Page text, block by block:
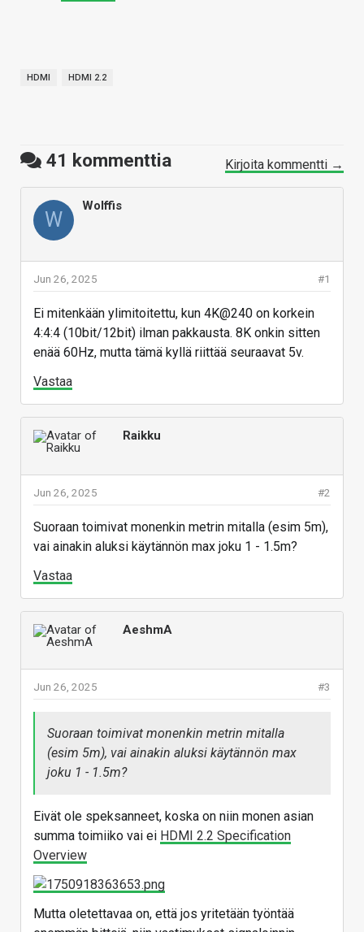
HDMI HDMI 2.2
41 kommenttia Kirjoita kommentti →
W
Wolffis
#1
Jun 26, 2025
Ei mitenkään ylimitoitettu, kun 4K@240 on korkein
4:4:4 (10bit/12bit) ilman pakkausta. 8K onkin sitten
enää 60Hz, mutta tämä kyllä riittää seuraavat 5v.
Vastaa
Raikku
#2
Jun 26, 2025
Suoraan toimivat monenkin metrin mitalla (esim 5m),
vai ainakin aluksi käytännön max joku 1 - 1.5m?
Vastaa
AeshmA
#3
Jun 26, 2025
Suoraan toimivat monenkin metrin mitalla
(esim 5m), vai ainakin aluksi käytännön max
joku 1 - 1.5m?
Eivät ole speksanneet, koska on niin monen asian
summa toimiiko vai ei HDMI 2.2 Specification
Overview
Mutta oletettavaa on, että jos yritetään työntää